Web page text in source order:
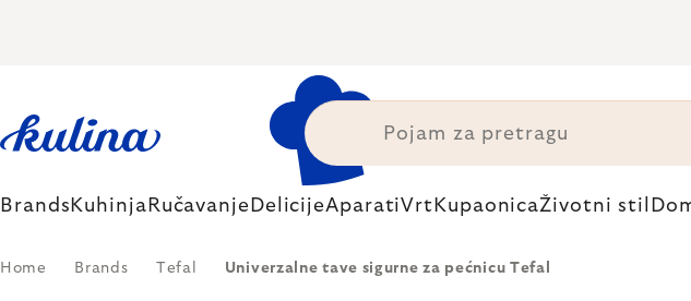
Brands Kuhinja Ručavanje DelicijeAparatiVrt KupaonicaŽivotni stil
Home Brands Tefal Univerzalne tave sigurne za pećnicu Tefal